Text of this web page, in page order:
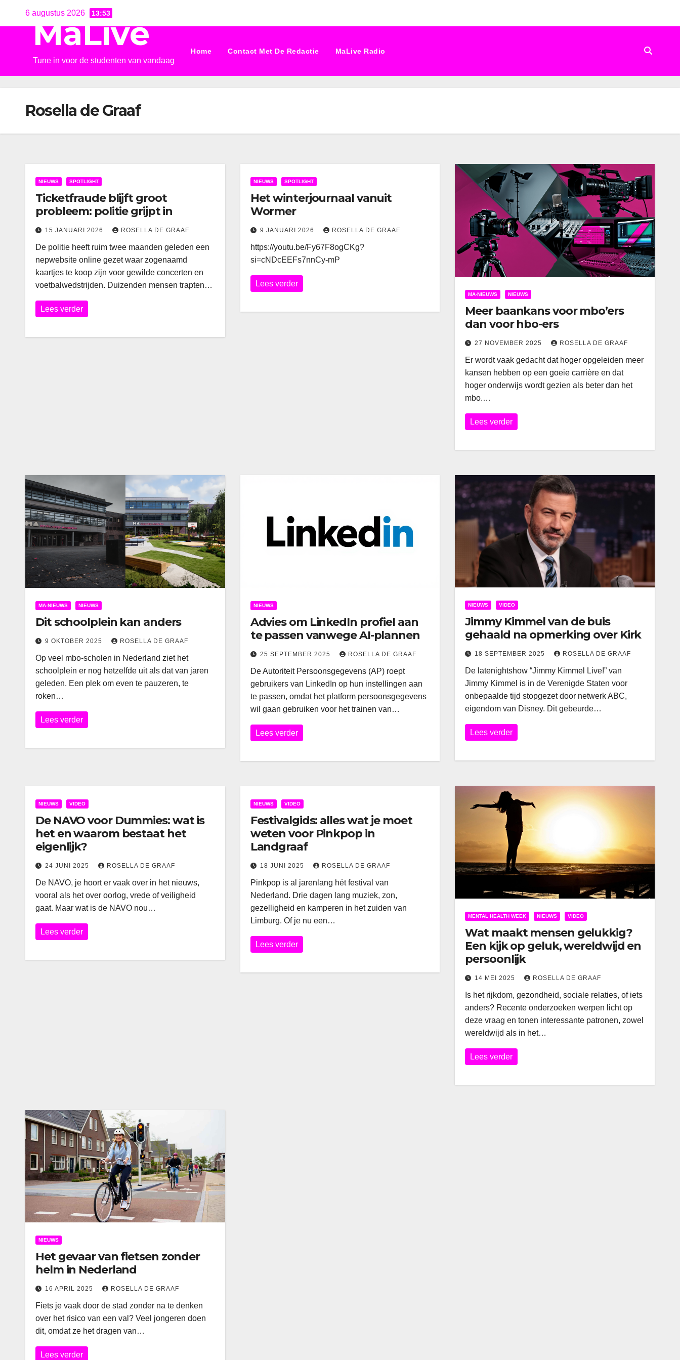
6 augustus 2026 13:53
MaLive
Tune in voor de studenten van vandaag
Home Contact Met De Redactie MaLive Radio
Rosella de Graaf
NIEUWS SPOTLIGHT
Ticketfraude blijft groot
probleem: politie grijpt in
15 JANUARI 2026 ROSELLA DE GRAAF
De politie heeft ruim twee maanden geleden een
nepwebsite online gezet waar zogenaamd
kaartjes te koop zijn voor gewilde concerten en
voetbalwedstrijden. Duizenden mensen trapten…
Lees verder
NIEUWS SPOTLIGHT
Het winterjournaal vanuit
Wormer
9 JANUARI 2026 ROSELLA DE GRAAF
https://youtu.be/Fy67F8ogCKg?
si=cNDcEEFs7nnCy-mP
Lees verder
MA-NIEUWS NIEUWS
Meer baankans voor mbo’ers
dan voor hbo-ers
27 NOVEMBER 2025 ROSELLA DE GRAAF
Er wordt vaak gedacht dat hoger opgeleiden meer
kansen hebben op een goeie carrière en dat
hoger onderwijs wordt gezien als beter dan het
mbo.…
Lees verder
MA-NIEUWS NIEUWS
Dit schoolplein kan anders
9 OKTOBER 2025 ROSELLA DE GRAAF
Op veel mbo-scholen in Nederland ziet het
schoolplein er nog hetzelfde uit als dat van jaren
geleden. Een plek om even te pauzeren, te
roken…
Lees verder
NIEUWS
Advies om LinkedIn profiel aan
te passen vanwege AI-plannen
25 SEPTEMBER 2025 ROSELLA DE GRAAF
De Autoriteit Persoonsgegevens (AP) roept
gebruikers van LinkedIn op hun instellingen aan
te passen, omdat het platform persoonsgegevens
wil gaan gebruiken voor het trainen van…
Lees verder
NIEUWS VIDEO
Jimmy Kimmel van de buis
gehaald na opmerking over Kirk
18 SEPTEMBER 2025 ROSELLA DE GRAAF
De latenightshow “Jimmy Kimmel Live!” van
Jimmy Kimmel is in de Verenigde Staten voor
onbepaalde tijd stopgezet door netwerk ABC,
eigendom van Disney. Dit gebeurde…
Lees verder
NIEUWS VIDEO
De NAVO voor Dummies: wat is
het en waarom bestaat het
eigenlijk?
24 JUNI 2025 ROSELLA DE GRAAF
De NAVO, je hoort er vaak over in het nieuws,
vooral als het over oorlog, vrede of veiligheid
gaat. Maar wat is de NAVO nou…
Lees verder
NIEUWS VIDEO
Festivalgids: alles wat je moet
weten voor Pinkpop in
Landgraaf
18 JUNI 2025 ROSELLA DE GRAAF
Pinkpop is al jarenlang hét festival van
Nederland. Drie dagen lang muziek, zon,
gezelligheid en kamperen in het zuiden van
Limburg. Of je nu een…
Lees verder
MENTAL HEALTH WEEK NIEUWS VIDEO
Wat maakt mensen gelukkig?
Een kijk op geluk, wereldwijd en
persoonlijk
14 MEI 2025 ROSELLA DE GRAAF
Is het rijkdom, gezondheid, sociale relaties, of iets
anders? Recente onderzoeken werpen licht op
deze vraag en tonen interessante patronen, zowel
wereldwijd als in het…
Lees verder
NIEUWS
Het gevaar van fietsen zonder
helm in Nederland
16 APRIL 2025 ROSELLA DE GRAAF
Fiets je vaak door de stad zonder na te denken
over het risico van een val? Veel jongeren doen
dit, omdat ze het dragen van…
Lees verder